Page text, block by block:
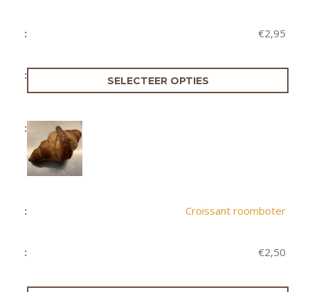
€2,95
SELECTEER OPTIES
Croissant roomboter
€2,50